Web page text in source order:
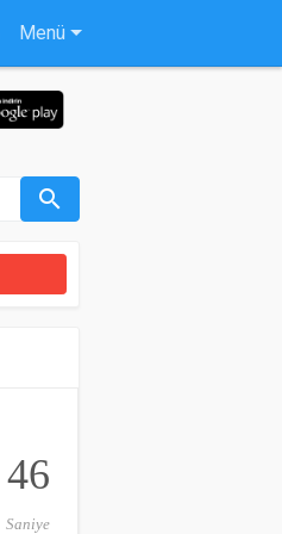
Menü
search
46
Saniye